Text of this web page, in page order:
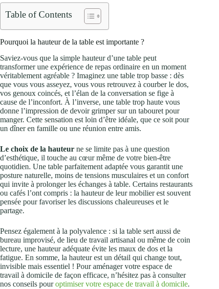
Table of Contents
Pourquoi la hauteur de la table est importante ?
Saviez-vous que la simple hauteur d’une table peut
transformer une expérience de repas ordinaire en un moment
véritablement agréable ? Imaginez une table trop basse : dès
que vous vous asseyez, vous vous retrouvez à courber le dos,
vos genoux coincés, et l’élan de la conversation se fige à
cause de l’inconfort. À l’inverse, une table trop haute vous
donne l’impression de devoir grimper sur un tabouret pour
manger. Cette sensation est loin d’être idéale, que ce soit pour
un dîner en famille ou une réunion entre amis.
Le choix de la hauteur ne se limite pas à une question
d’esthétique, il touche au cœur même de votre bien-être
quotidien. Une table parfaitement adaptée vous garantit une
posture naturelle, moins de tensions musculaires et un confort
qui invite à prolonger les échanges à table. Certains restaurants
ou cafés l’ont compris : la hauteur de leur mobilier est souvent
pensée pour favoriser les discussions chaleureuses et le
partage.
Pensez également à la polyvalence : si la table sert aussi de
bureau improvisé, de lieu de travail artisanal ou même de coin
lecture, une hauteur adéquate évite les maux de dos et la
fatigue. En somme, la hauteur est un détail qui change tout,
invisible mais essentiel ! Pour aménager votre espace de
travail à domicile de façon efficace, n’hésitez pas à consulter
nos conseils pouroptimiser votre espace de travail à domicile.